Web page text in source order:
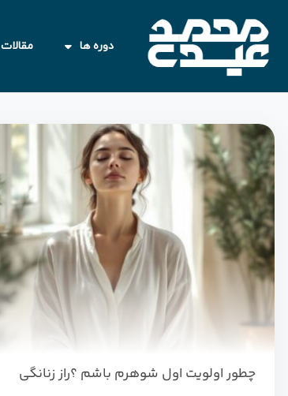
دوره ها مقالات
چطور اولویت اول شوهرم باشم ؟راز زنانگی